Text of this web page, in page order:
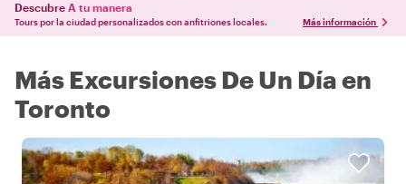
Descubre A tu manera
Tours por la ciudad personalizados con anfitriones locales. Más información
Más Excursiones De Un Día en
Toronto